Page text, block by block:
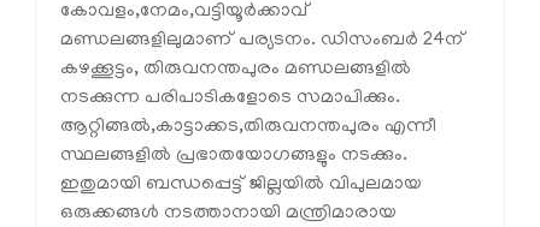
കോവളം,നേമം,വട്ടിയൂര്‍ക്കാവ്
മണ്ഡലങ്ങളിലുമാണ് പര്യടനം. ഡിസംബര്‍ 24ന്
കഴക്കൂട്ടം, തിരുവനന്തപുരം മണ്ഡലങ്ങളില്‍
നടക്കുന്ന പരിപാടികളോടെ സമാപിക്കും.
ആറ്റിങ്ങല്‍,കാട്ടാക്കട,തിരുവനന്തപുരം എന്നീ
സ്ഥലങ്ങളില്‍ പ്രഭാതയോഗങ്ങളും നടക്കും.
ഇതുമായി ബന്ധപ്പെട്ട് ജില്ലയില്‍ വിപുലമായ
ഒരുക്കങ്ങള്‍ നടത്താനായി മന്ത്രിമാരായ